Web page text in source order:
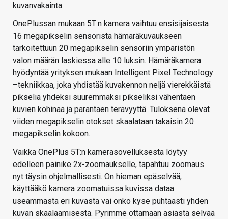
kuvanvakainta.
OnePlussan mukaan 5T:n kamera vaihtuu ensisijaisesta
16 megapikselin sensorista hämäräkuvaukseen
tarkoitettuun 20 megapikselin sensoriin ympäristön
valon määrän laskiessa alle 10 luksin. Hämäräkamera
hyödyntää yrityksen mukaan Intelligent Pixel Technology
–tekniikkaa, joka yhdistää kuvakennon neljä vierekkäistä
pikseliä yhdeksi suuremmaksi pikseliksi vähentäen
kuvien kohinaa ja parantaen terävyyttä. Tuloksena olevat
viiden megapikselin otokset skaalataan takaisin 20
megapikselin kokoon.
Vaikka OnePlus 5T:n kamerasovelluksesta löytyy
edelleen painike 2x-zoomaukselle, tapahtuu zoomaus
nyt täysin ohjelmallisesti. On hieman epäselvää,
käyttääkö kamera zoomatuissa kuvissa dataa
useammasta eri kuvasta vai onko kyse puhtaasti yhden
kuvan skaalaamisesta. Pyrimme ottamaan asiasta selvää